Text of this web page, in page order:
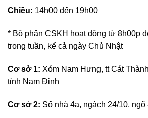
Chiều: 14h00 đến 19h00
* Bộ phận CSKH hoạt động từ 8h00p
trong tuần, kể cả ngày Chủ Nhật
Cơ sở 1: Xóm Nam Hưng, tt Cát
tỉnh Nam Định
Cơ sở 2: Số nhà 4a, ngách 24/10,